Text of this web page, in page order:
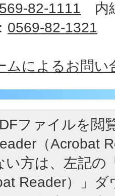
82-1111 内
0569-82-1321
ムによるお問い
ファイルを閲
（Acrobat
い方は、左記の
Reader）」